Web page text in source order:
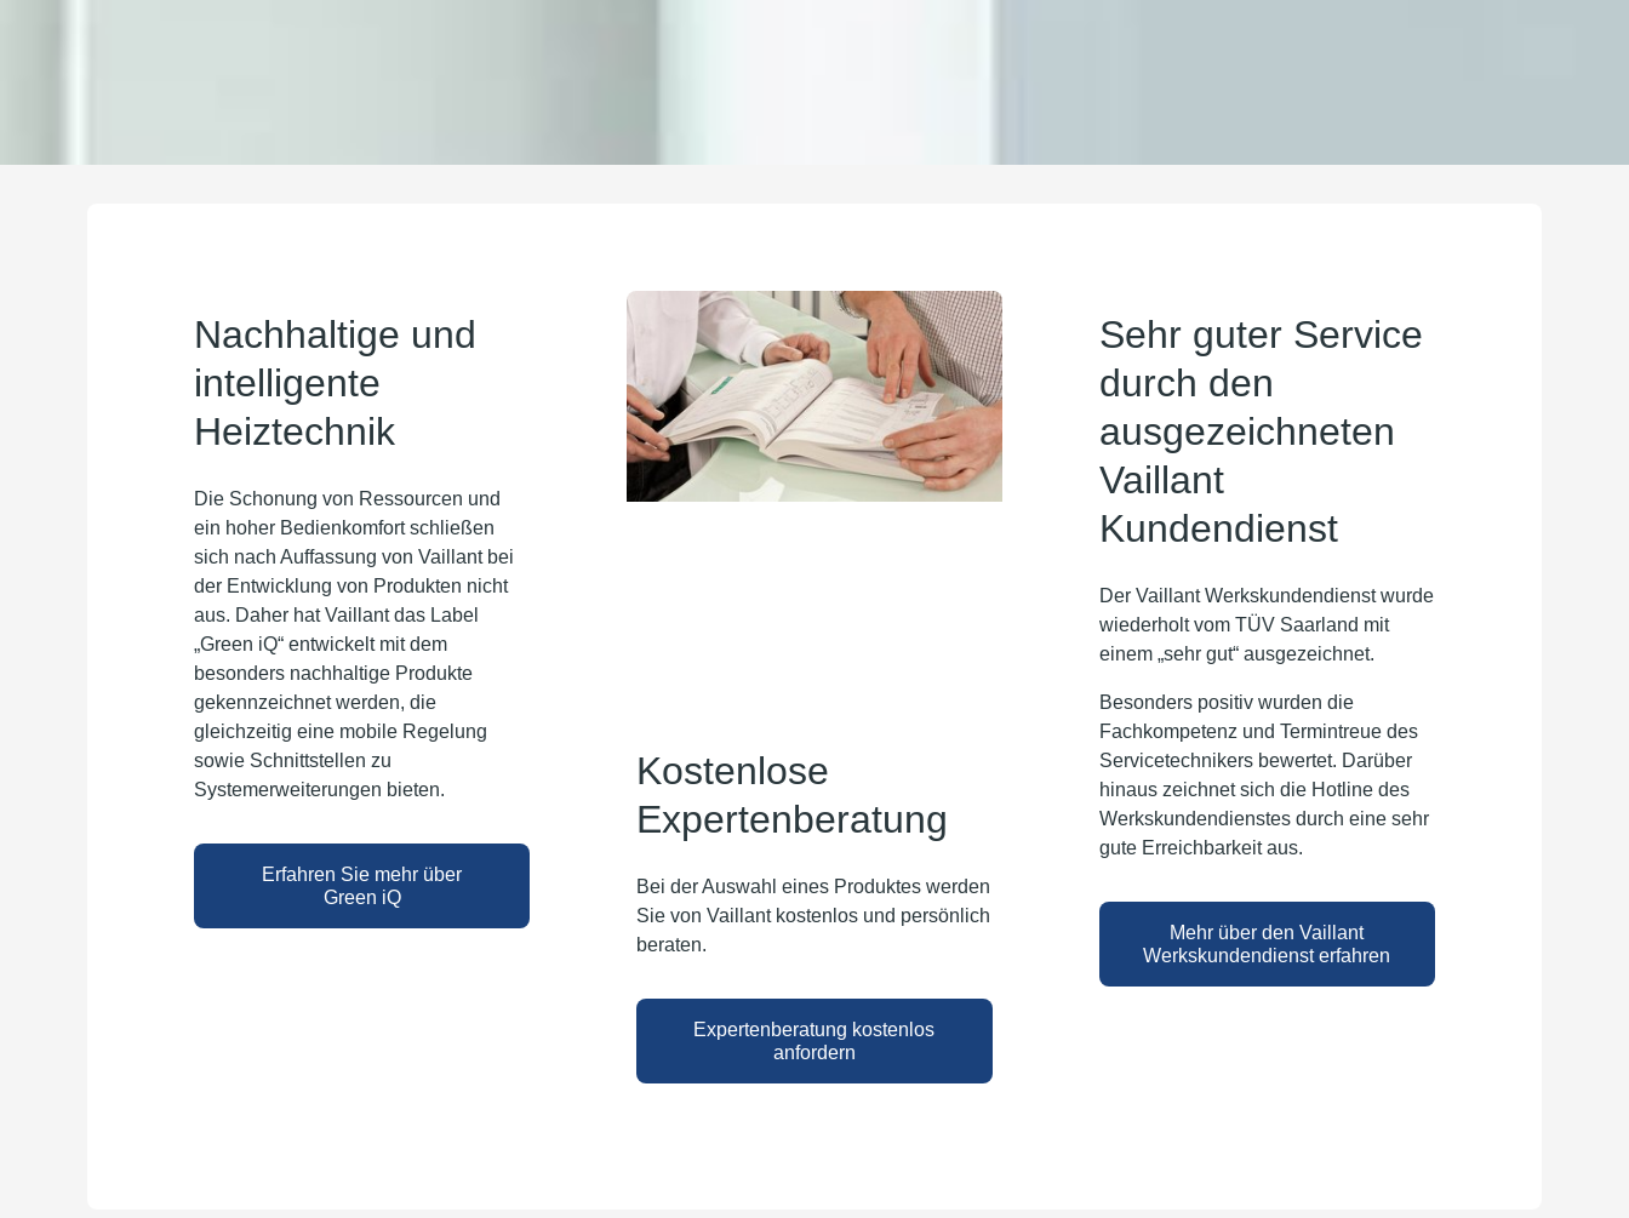
Nachhaltige und
intelligente
Heiztechnik
Die Schonung von Ressourcen und
ein hoher Bedienkomfort schließen
sich nach Auffassung von Vaillant bei
der Entwicklung von Produkten nicht
aus. Daher hat Vaillant das Label
„Green iQ“ entwickelt mit dem
besonders nachhaltige Produkte
gekennzeichnet werden, die
gleichzeitig eine mobile Regelung
sowie Schnittstellen zu
Systemerweiterungen bieten.
Erfahren Sie mehr über
Green iQ
Kostenlose
Expertenberatung
Bei der Auswahl eines Produktes werden
Sie von Vaillant kostenlos und persönlich
beraten.
Expertenberatung kostenlos
anfordern
Sehr guter Service
durch den
ausgezeichneten
Vaillant
Kundendienst
Der Vaillant Werkskundendienst wurde
wiederholt vom TÜV Saarland mit
einem „sehr gut“ ausgezeichnet.
Besonders positiv wurden die
Fachkompetenz und Termintreue des
Servicetechnikers bewertet. Darüber
hinaus zeichnet sich die Hotline des
Werkskundendienstes durch eine sehr
gute Erreichbarkeit aus.
Mehr über den Vaillant
Werkskundendienst erfahren